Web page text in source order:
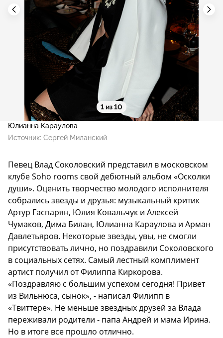
1 из 10
Юлианна Караулова
Источник: Сергей Миланский
Певец Влад Соколовский представил в московском
клубе Soho rooms свой дебютный альбом «Осколки
души». Оценить творчество молодого исполнителя
собрались звезды и друзья: музыкальный критик
Артур Гаспарян, Юлия Ковальчук и Алексей
Чумаков, Дима Билан, Юлианна Караулова и Арман
Давлетьяров. Некоторые звезды, увы, не смогли
присутствовать лично, но поздравили Соколовского
в социальных сетях. Самый лестный комплимент
артист получил от Филиппа Киркорова.
«Поздравляю с большим успехом сегодня! Привет
из Вильнюса, сынок», - написал Филипп в
«Твиттере». Не меньше звездных друзей за Влада
переживали родители - папа Андрей и мама Ирина.
Но в итоге все прошло отлично.